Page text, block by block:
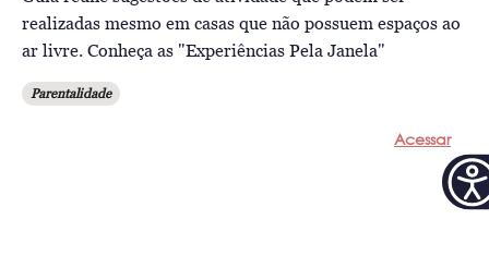
realizadas mesmo em casas que não possuem espaços ao
ar livre. Conheça as "Experiências Pela Janela"
Parentalidade
Acessar